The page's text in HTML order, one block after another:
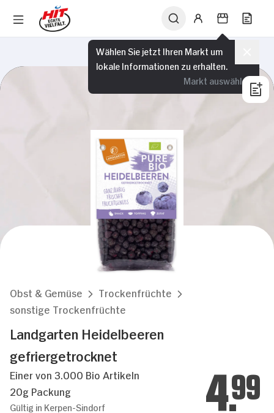
Wählen Sie jetzt Ihren Markt um
lokale Informationen zu erhalten.
Markt auswählen
Obst & Gemüse
Trockenfrüchte
sonstige Trockenfrüchte
Landgarten Heidelbeeren
gefriergetrocknet
Einer von 3.000 Bio Artikeln
20g Packung
Gültig in Kerpen-Sindorf 4.99